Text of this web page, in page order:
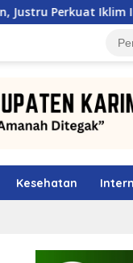
Investasi Batam
Kesehatan